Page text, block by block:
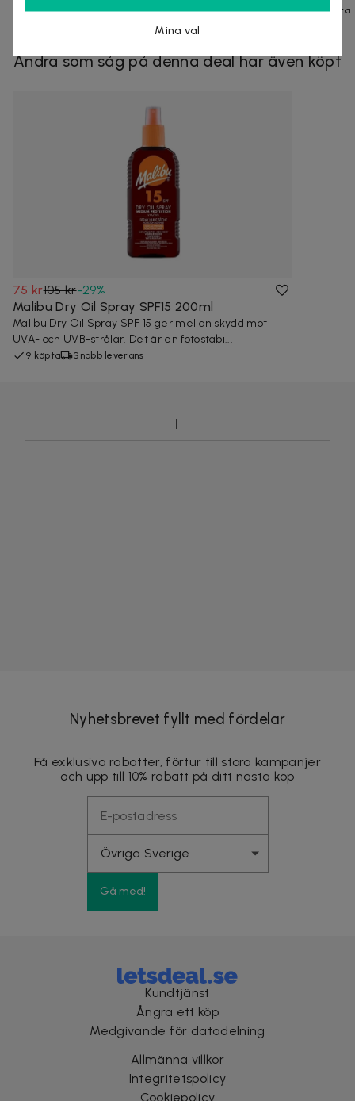
Göteborg 10+ köpta 80+ köpta
Andra som såg på denna deal har även köpt
75 kr105 kr-29%
Malibu Dry Oil Spray SPF15 200ml
Malibu Dry Oil Spray SPF 15 ger mellan skydd mot
UVA- och UVB-strålar. Det är en fotostabi...
9 köpta Snabb leverans
Nyhetsbrevet fyllt med fördelar
Få exklusiva rabatter, förtur till stora kampanjer
och upp till 10% rabatt på ditt nästa köp
Gå med!
Kundtjänst
Ångra ett köp
Medgivande för datadelning
Allmänna villkor
Integritetspolicy
Cookiepolicy
Mina val